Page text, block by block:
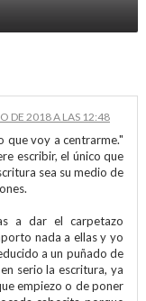
DE 2018 A LAS 12:48
que voy a centrarme."
escribir, el único que
sea su medio de
a dar el carpetazo
nada a ellas y yo
a un puñado de
serio la escritura, ya
empiezo o de poner